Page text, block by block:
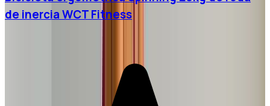
de inercia WCT Fitness